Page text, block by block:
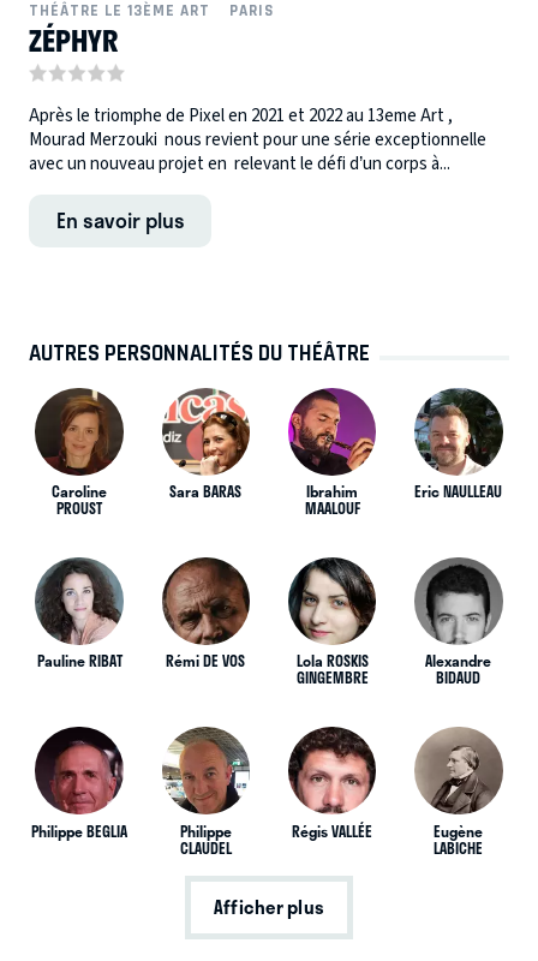
THÉÂTRE LE 13ÈME ART
PARIS
ZÉPHYR
Après le triomphe de Pixel en 2021 et 2022 au 13eme Art ,
Mourad Merzouki nous revient pour une série exceptionnelle
avec un nouveau projet en relevant le défi d’un corps à...
En savoir plus
AUTRES PERSONNALITÉS DU THÉÂTRE
Caroline
PROUST
Sara BARAS Ibrahim
MAALOUF
Eric NAULLEAU
Pauline RIBAT Rémi DE VOS Lola ROSKIS
GINGEMBRE
Alexandre
BIDAUD
Philippe BEGLIA Philippe
CLAUDEL
Régis VALLÉE Eugène
LABICHE
Afficher plus